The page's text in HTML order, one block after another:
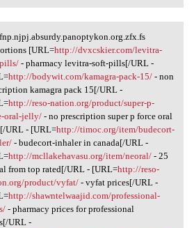
[URL=http://dvxcskier.com/levitra-
- pharmacy levitra-soft-pills[/URL -
http://bodywit.com/kamagra-pack-15/- non
kamagra pack 15[/URL -
http://reso-nation.org/product/super-p-
oral-jelly/- no prescription super p force oral
URL - [URL=http://timoc.org/item/budecort-
- budecort-inhaler in canada[/URL -
http://mcllakehavasu.org/item/neoral/- 25
from top rated[/URL - [URL=http://reso-
product/vyfat/- vyfat prices[/URL -
http://shawntelwaajid.com/professional-
- pharmacy prices for professional
URL -